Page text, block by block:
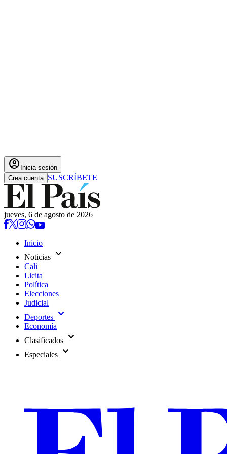
account_circle Inicia sesión
Crea cuenta SUSCRÍBETE
jueves, 6 de agosto de 2026
Inicio
Noticias expand_more
Cali
Licita
Política
Elecciones
Judicial
Deportes expand_more
Economía
Clasificados expand_more
Especiales expand_more